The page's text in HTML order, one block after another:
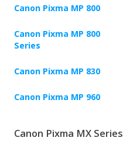
Canon Pixma MP 800
Canon Pixma MP 800
Series
Canon Pixma MP 830
Canon Pixma MP 960
Canon Pixma MX Series